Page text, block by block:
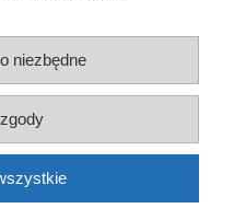
niezbędne